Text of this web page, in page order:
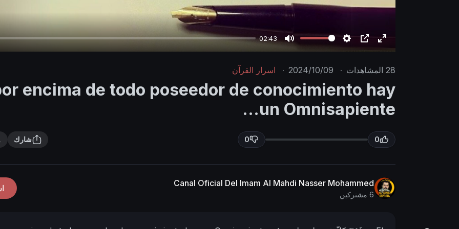
02:43
M
e
S
t
i
n
P
E
e
r
f
u
l
c
28 المشاهدات ·
2024/10/09
· اسرار القرآن
encima de todo poseedor de conocimiento hay
un Omnisapiente...
0
0 شارك
Canal Oficial Del Imam Al Mahdi Nasser Mohammed
6 مشتركين